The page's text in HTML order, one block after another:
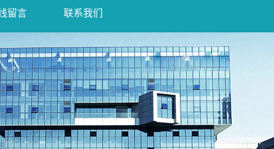
留言 联系我们